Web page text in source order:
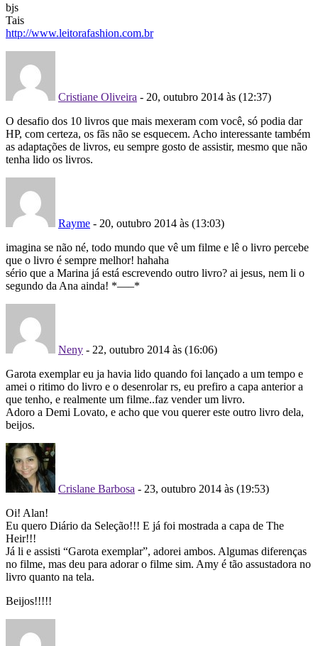
bjs
Tais
http://www.leitorafashion.com.br
Cristiane Oliveira - 20, outubro 2014 às (12:37)
O desafio dos 10 livros que mais mexeram com você, só podia dar
HP, com certeza, os fãs não se esquecem. Acho interessante também
as adaptações de livros, eu sempre gosto de assistir, mesmo que não
tenha lido os livros.
Rayme - 20, outubro 2014 às (13:03)
imagina se não né, todo mundo que vê um filme e lê o livro percebe
que o livro é sempre melhor! hahaha
sério que a Marina já está escrevendo outro livro? ai jesus, nem li o
segundo da Ana ainda! *—–*
Neny - 22, outubro 2014 às (16:06)
Garota exemplar eu ja havia lido quando foi lançado a um tempo e
amei o ritimo do livro e o desenrolar rs, eu prefiro a capa anterior a
que tenho, e realmente um filme..faz vender um livro.
Adoro a Demi Lovato, e acho que vou querer este outro livro dela,
beijos.
Crislane Barbosa - 23, outubro 2014 às (19:53)
Oi! Alan!
Eu quero Diário da Seleção!!! E já foi mostrada a capa de The
Heir!!!
Já li e assisti “Garota exemplar”, adorei ambos. Algumas diferenças
no filme, mas deu para adorar o filme sim. Amy é tão assustadora no
livro quanto na tela.
Beijos!!!!!